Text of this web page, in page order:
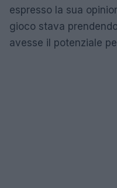
espresso la sua
gioco stava
avesse il potenziale